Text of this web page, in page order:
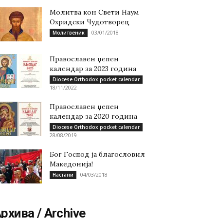
Молитва кон Свети Наум
Охридски Чудотворец
Молитвеник 03/01/2018
Православен џепен
календар за 2023 година
Diocese Orthodox pocket calendar
18/11/2022
Православен џепен
календар за 2020 година
Diocese Orthodox pocket calendar
28/08/2019
Бог Господ ја благословил
Македонија!
Настани 04/03/2018
/ Archive